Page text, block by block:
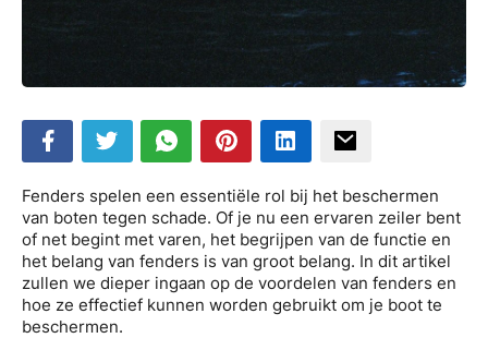
Fenders spelen een essentiële rol bij het beschermen
van boten tegen schade. Of je nu een ervaren zeiler bent
of net begint met varen, het begrijpen van de functie en
het belang van fenders is van groot belang. In dit artikel
zullen we dieper ingaan op de voordelen van fenders en
hoe ze effectief kunnen worden gebruikt om je boot te
beschermen.